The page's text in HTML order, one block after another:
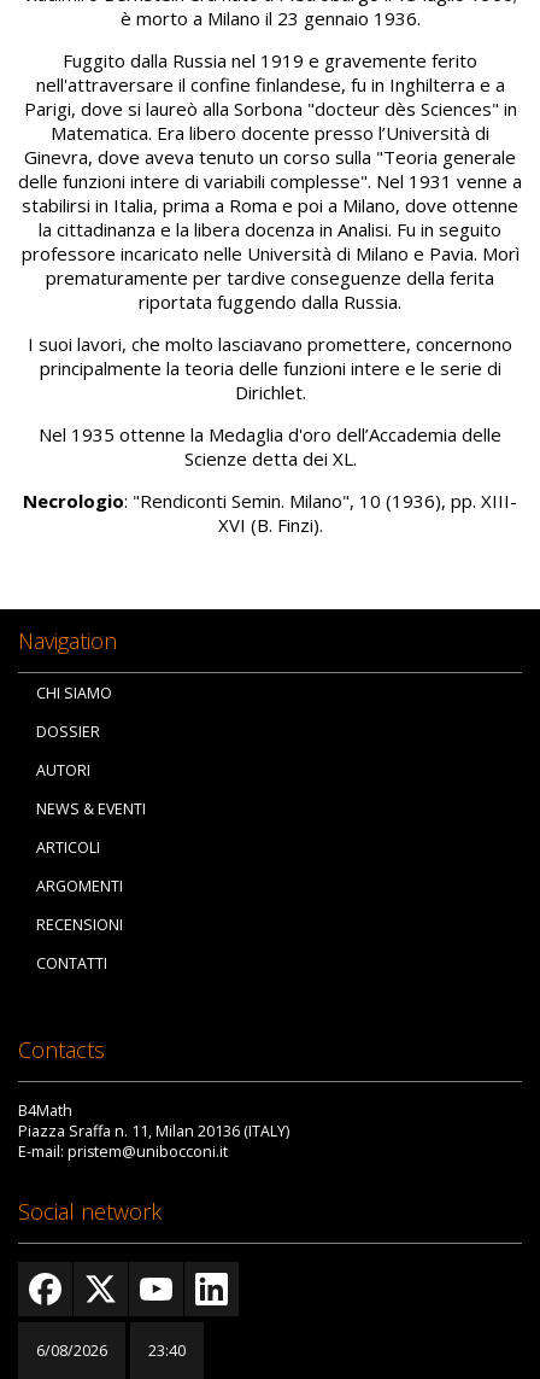
è morto a Milano il 23 gennaio 1936.
Fuggito dalla Russia nel 1919 e gravemente ferito
nell'attraversare il confine finlandese, fu in Inghilterra e a
Parigi, dove si laureò alla Sorbona "docteur dès Sciences" in
Matematica. Era libero docente presso l’Università di
Ginevra, dove aveva tenuto un corso sulla "Teoria generale
delle funzioni intere di variabili complesse". Nel 1931 venne a
stabilirsi in Italia, prima a Roma e poi a Milano, dove ottenne
la cittadinanza e la libera docenza in Analisi. Fu in seguito
professore incaricato nelle Università di Milano e Pavia. Morì
prematuramente per tardive conseguenze della ferita
riportata fuggendo dalla Russia.
I suoi lavori, che molto lasciavano promettere, concernono
principalmente la teoria delle funzioni intere e le serie di
Dirichlet.
Nel 1935 ottenne la Medaglia d'oro dell’Accademia delle
Scienze detta dei XL.
Necrologio: "Rendiconti Semin. Milano", 10 (1936), pp. XIII-
XVI (B. Finzi).
Navigation
CHI SIAMO
DOSSIER
AUTORI
NEWS & EVENTI
ARTICOLI
ARGOMENTI
RECENSIONI
CONTATTI
Contacts
B4Math
Piazza Sraffa n. 11, Milan 20136 (ITALY)
E-mail: pristem@unibocconi.it
Social network
6/08/2026 23:40